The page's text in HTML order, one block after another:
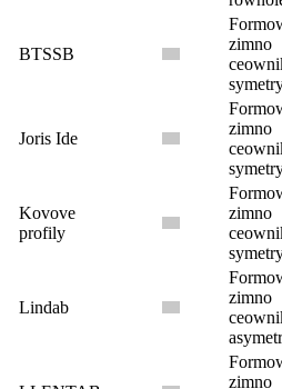
BTSSB
zimno
Joris Ide
zimno
Kovove
profily
zimno
Lindab
zimno
zimno